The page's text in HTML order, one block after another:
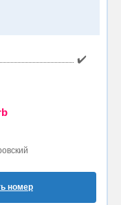
✔️
номер